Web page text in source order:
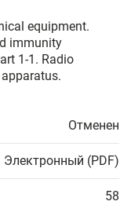
equipment.
immunity
1-1. Radio
Отменен
Электронный (PDF)
58